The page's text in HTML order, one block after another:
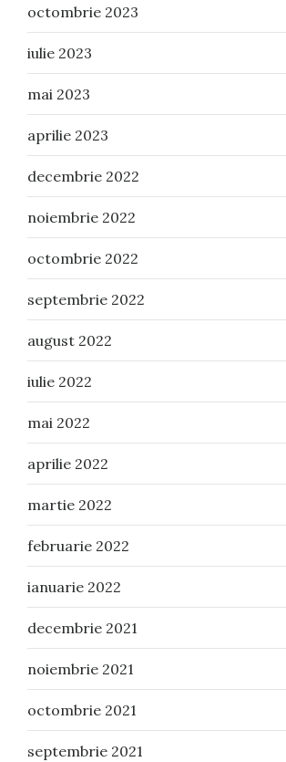
octombrie 2023
iulie 2023
mai 2023
aprilie 2023
decembrie 2022
noiembrie 2022
octombrie 2022
septembrie 2022
august 2022
iulie 2022
mai 2022
aprilie 2022
martie 2022
februarie 2022
ianuarie 2022
decembrie 2021
noiembrie 2021
octombrie 2021
septembrie 2021